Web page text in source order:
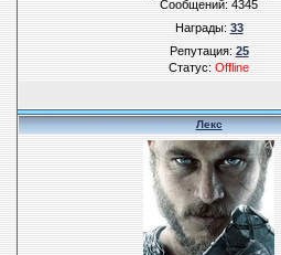
Сообщений:4345
Награды:33
Репутация:25
Статус:Offline
Лекс